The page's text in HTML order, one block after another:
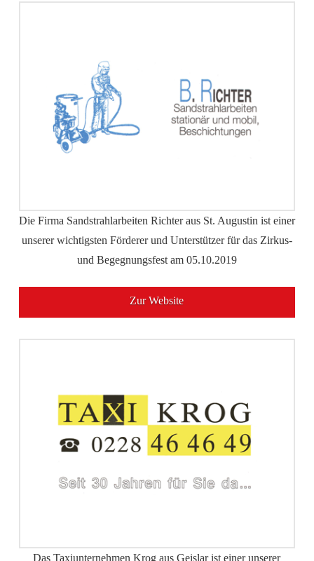
Die Firma Sandstrahlarbeiten Richter aus St. Augustin ist einer
unserer wichtigsten Förderer und Unterstützer für das Zirkus-
und Begegnungsfest am 05.10.2019
Zur Website
Das Taxiunternehmen Krog aus Geislar ist einer unserer